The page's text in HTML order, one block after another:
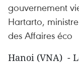
gouvernement
Hartarto,
des Affaires éco
Hanoi (VNA) -